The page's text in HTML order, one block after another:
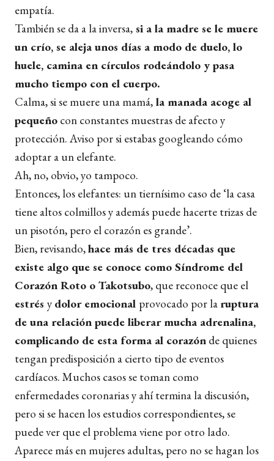
empatía.
También se da a la inversa, si a la madre se le muere
un crío, se aleja unos días a modo de duelo, lo
huele, camina en círculos rodeándolo y pasa
mucho tiempo con el cuerpo.
Calma, si se muere una mamá, la manada acoge al
pequeño con constantes muestras de afecto y
protección. Aviso por si estabas googleando cómo
adoptar a un elefante.
Ah, no, obvio, yo tampoco.
Entonces, los elefantes: un tiernísimo caso de ‘la casa
tiene altos colmillos y además puede hacerte trizas de
un pisotón, pero el corazón es grande’.
Bien, revisando,hace más de tres décadas que
existe algo que se conoce como Síndrome del
Corazón Roto o Takotsubo, que reconoce que el
estrés y dolor emocional provocado por la ruptura
de una relación puede liberar mucha adrenalina,
complicando de esta forma al corazón de quienes
tengan predisposición a cierto tipo de eventos
cardíacos. Muchos casos se toman como
enfermedades coronarias y ahí termina la discusión,
pero si se hacen los estudios correspondientes, se
puede ver que el problema viene por otro lado.
Aparece más en mujeres adultas, pero no se hagan los